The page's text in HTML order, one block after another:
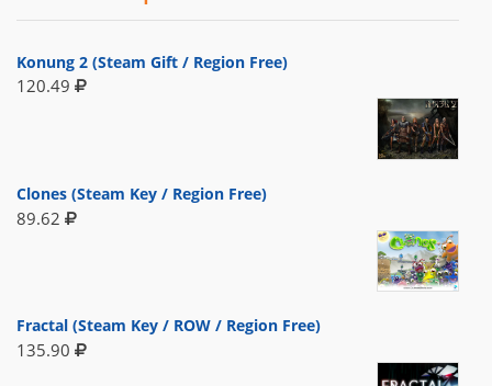
Konung 2 (Steam Gift / Region Free)
120.49
Clones (Steam Key / Region Free)
89.62
Fractal (Steam Key / ROW / Region Free)
135.90